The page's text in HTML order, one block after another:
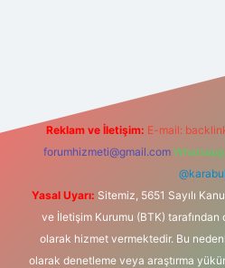
Reklam ve İletişim: E-mail:
forumhizmeti@gmail.com
@karabul
Yasal Uyarı: Sitemiz, 5651 Sayılı
ve İletişim Kurumu (BTK) tarafından
olarak hizmet vermektedir. Bu
olarak denetleme veya araştırma